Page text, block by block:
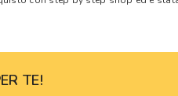
TE!